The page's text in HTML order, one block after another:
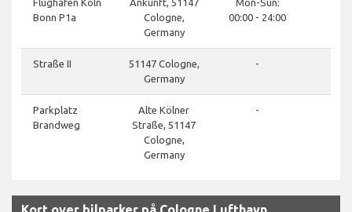
Flughafen Köln
Bonn P1a
Ankunft, 51147
Cologne,
Germany
Mon-Sun:
00:00 - 24:00
Straße II
51147 Cologne,
Germany
-
Parkplatz
Brandweg
Alte Kölner
Straße, 51147
Cologne,
Germany
-